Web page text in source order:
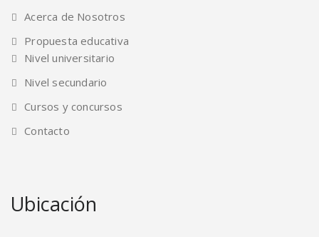
Acerca de Nosotros
Propuesta educativa
Nivel universitario
Nivel secundario
Cursos y concursos
Contacto
Ubicación